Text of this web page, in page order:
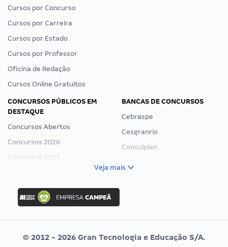
Cursos por Concurso
Cursos por Carreira
Cursos por Estado
Cursos por Professor
Oficina de Redação
Cursos Online Gratuitos
CONCURSOS PÚBLICOS EM
DESTAQUE
Concursos Abertos
Concursos 2026
Concursos 2025
Concurso Ibama
Concurso MPU
Editais publicados
BANCAS DE CONCURSOS
Cebraspe
Cesgranrio
Consulplan
Vunesp
Veja mais
© 2012 - 2026 Gran Tecnologia e Educação S/A.